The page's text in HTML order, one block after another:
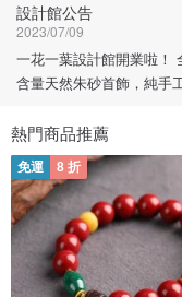
設計館公告
2023/07/09
一花一葉設計館開業啦！
含量天然朱砂首飾，純手
熱門商品推薦
免運 8 折